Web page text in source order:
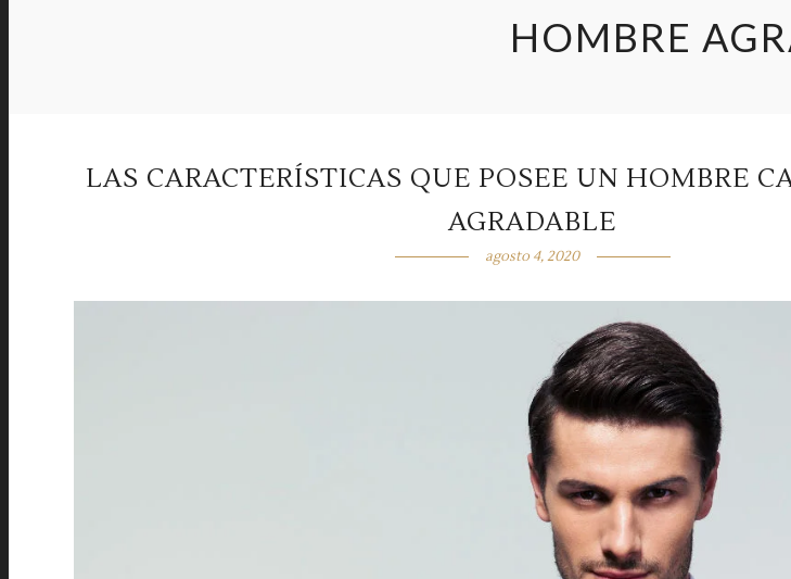
HOMBRE
LAS CARACTERÍSTICAS QUE POSEE UN HOMBRE
AGRADABLE
agosto 4, 2020